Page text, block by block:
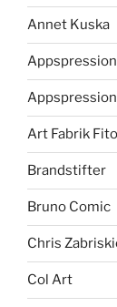
Annet Kuska
Art Fabrik
Brandstifter
Bruno Comic
Chris
Col Art